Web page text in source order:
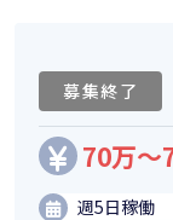
募集終了
70万～
週5日稼働